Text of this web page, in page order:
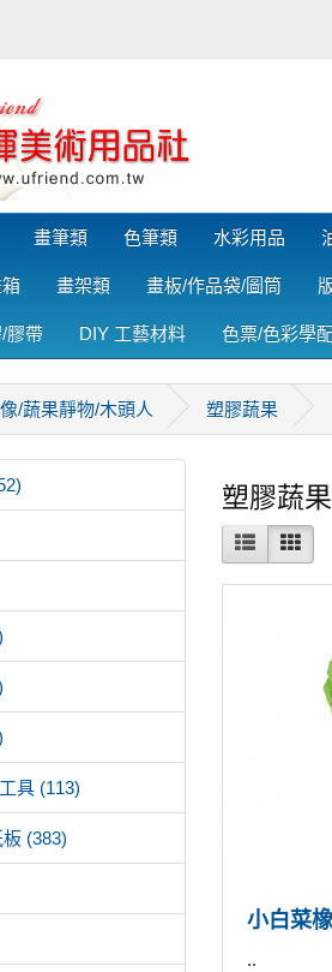
畫筆類 色筆類 水彩用品
畫架類 畫板/作品袋/圖筒
膠帶 DIY 工藝材料 色票/色彩學
/蔬果靜物/木頭人 塑膠蔬果
具 (113)
(383)
塑膠蔬果
小白菜
..